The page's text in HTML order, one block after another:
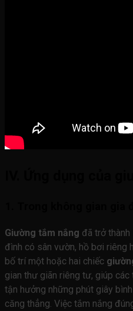
Giường tắm nắng đã trở
đình có sân vườn, hồ bơi riêng
bố trí một hoặc hai chiếc
gian thư giãn riêng tư, giúp
tận hưởng những phút giây
căng thẳng. Việc tắm nắng